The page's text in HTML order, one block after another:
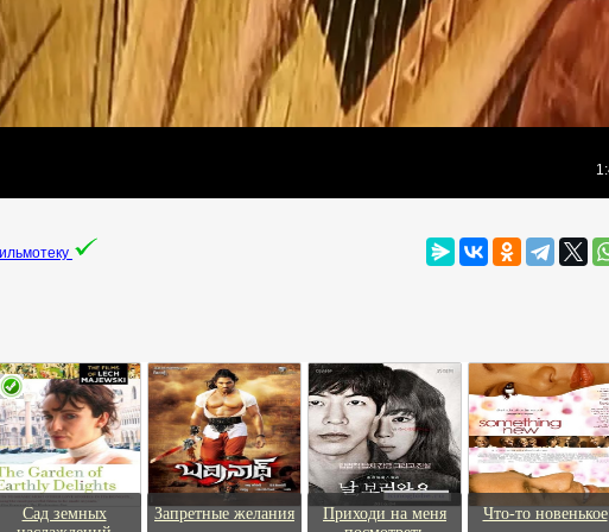
Сад земных
Запретные желания
Приходи на меня
Что-то новенькое